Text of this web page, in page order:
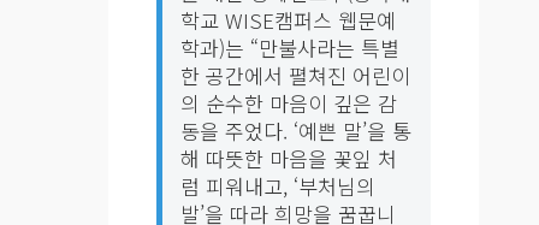
학교 WISE캠퍼스 웹문예
학과)는 “만불사라는 특별
한 공간에서 펼쳐진 어린이
의 순수한 마음이 깊은 감
동을 주었다. ‘예쁜 말’을 통
해 따뜻한 마음을 꽃잎 처
럼 피워내고, ‘부처님의
발’을 따라 희망을 꿈꿉니